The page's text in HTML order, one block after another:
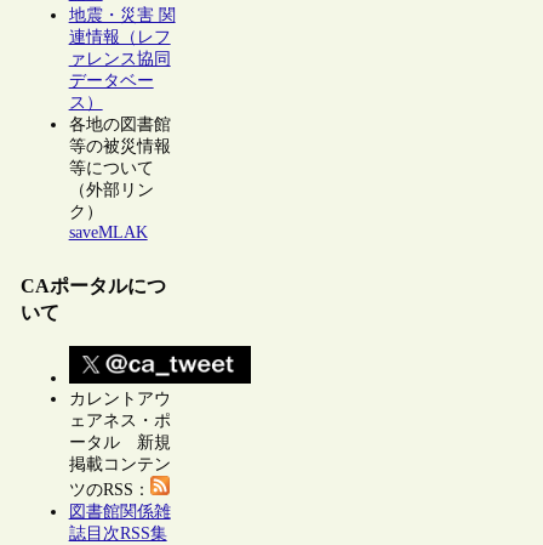
地震・災害 関
連情報（レフ
ァレンス協同
データベー
ス）
各地の図書館
等の被災情報
等について
（外部リン
ク）
saveMLAK
CAポータルにつ
いて
カレントアウ
ェアネス・ポ
ータル 新規
掲載コンテン
ツのRSS：
図書館関係雑
誌目次RSS集